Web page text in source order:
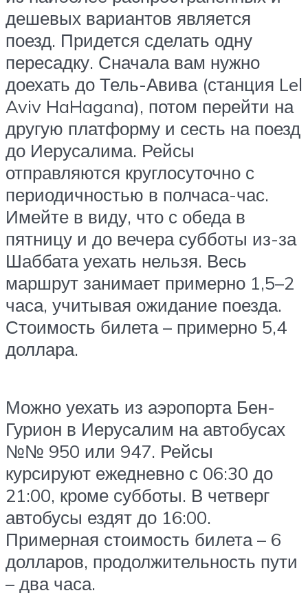
дешевых вариантов является
поезд. Придется сделать одну
пересадку. Сначала вам нужно
доехать до Тель-Авива (станция Lel
Aviv HaHagana), потом перейти на
другую платформу и сесть на поезд
до Иерусалима. Рейсы
отправляются круглосуточно с
периодичностью в полчаса-час.
Имейте в виду, что с обеда в
пятницу и до вечера субботы из-за
Шаббата уехать нельзя. Весь
маршрут занимает примерно 1,5–2
часа, учитывая ожидание поезда.
Стоимость билета – примерно 5,4
доллара.
Можно уехать из аэропорта Бен-
Гурион в Иерусалим на автобусах
№№ 950 или 947. Рейсы
курсируют ежедневно с 06:30 до
21:00, кроме субботы. В четверг
автобусы ездят до 16:00.
Примерная стоимость билета – 6
долларов, продолжительность пути
– два часа.